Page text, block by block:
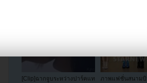
[Clip]ฉากจูบระหว่างปาร์คแท
ภาพแฟชั่นสนามบิ